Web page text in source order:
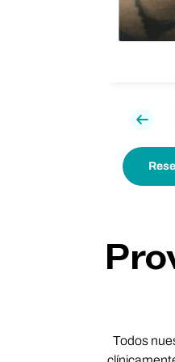
Previa
Todos